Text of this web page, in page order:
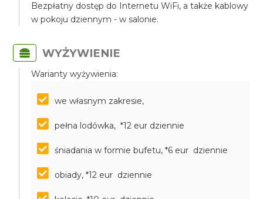
Bezpłatny dostęp do Internetu WiFi, a także kablowy
w pokoju dziennym - w salonie.
WYŻYWIENIE
Warianty wyżywienia:
we własnym zakresie,
pełna lodówka, *12 eur dziennie
śniadania w formie bufetu, *6 eur dziennie
obiady, *12 eur dziennie